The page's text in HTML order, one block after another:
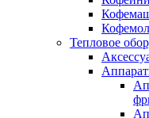
Тепловое